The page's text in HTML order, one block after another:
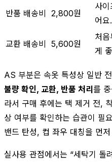
반품 배송비 2,800원
사
어요.
교환 배송비 5,600원
처
게
AS 부분은 속옷 특성상 일반
불량 확인, 교환, 반품 처리를
라서 구매 후에는 택 제거 전,
상 여부를 확인하는 습관이 필
밴드 탄성, 컵 좌우 대칭을 먼
실사용 관점에서는 “세탁기 돌